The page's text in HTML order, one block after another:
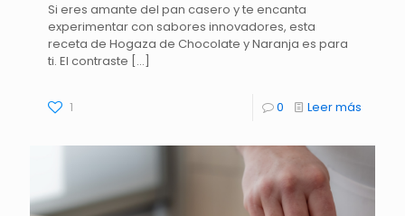
Si eres amante del pan casero y te encanta
experimentar con sabores innovadores, esta
receta de Hogaza de Chocolate y Naranja es para
ti. El contraste […]
1 0 Leer más